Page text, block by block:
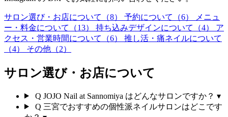
サロン選び・お店について（8） 予約について（6）
メニュ
ー・料金について（13） 持ち込みデザインについて（4） ア
クセス・営業時間について（6） 推し活・痛ネイルについて
（4） その他（2）
サロン選び・お店について
Q JOJO Nail at Sannomiya はどんなサロンですか？ ▾
Q 三宮でおすすめの個性派ネイルサロンはどこです